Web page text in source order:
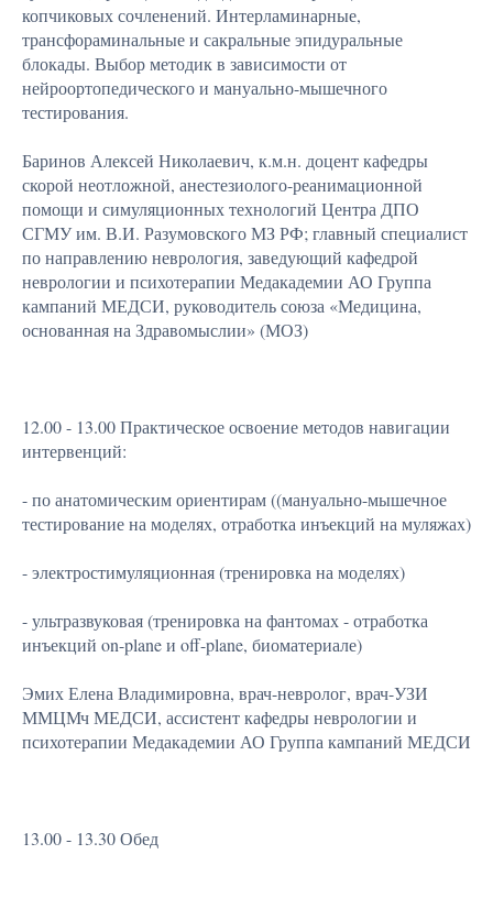
копчиковых сочленений. Интерламинарные,
трансфораминальные и сакральные эпидуральные
блокады. Выбор методик в зависимости от
нейроортопедического и мануально-мышечного
тестирования.
Баринов Алексей Николаевич, к.м.н. доцент кафедры
скорой неотложной, анестезиолого-реанимационной
помощи и симуляционных технологий Центра ДПО
СГМУ им. В.И. Разумовского МЗ РФ; главный специалист
по направлению неврология, заведующий кафедрой
неврологии и психотерапии Медакадемии АО Группа
кампаний МЕДСИ, руководитель союза «Медицина,
основанная на Здравомыслии» (МОЗ)
12.00 - 13.00 Практическое освоение методов навигации
интервенций:
- по анатомическим ориентирам ((мануально-мышечное
тестирование на моделях, отработка инъекций на муляжах)
- электростимуляционная (тренировка на моделях)
- ультразвуковая (тренировка на фантомах - отработка
инъекций on-plane и off-plane, биоматериале)
Эмих Елена Владимировна, врач-невролог, врач-УЗИ
ММЦМч МЕДСИ, ассистент кафедры неврологии и
психотерапии Медакадемии АО Группа кампаний МЕДСИ
13.00 - 13.30 Обед